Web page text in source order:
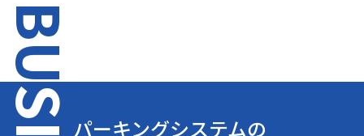
BU
パーキングシステムの